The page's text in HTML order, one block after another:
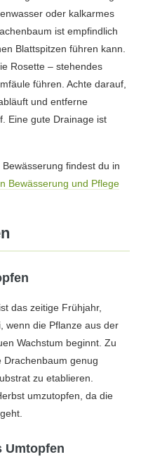
oder kalkarmes
ist empfindlich
Blattspitzen führen kann.
Rosette – stehendes
führen. Achte darauf,
und entferne
Eine gute Drainage ist
findest du in
Bewässerung und Pflege
das zeitige Frühjahr,
wenn die Pflanze aus der
Wachstum beginnt. Zu
Drachenbaum genug
zu etablieren.
umzutopfen, da die
Umtopfen